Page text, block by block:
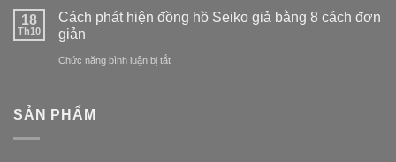
hồ
và
hồ
thế
18
Th10
Cách phát hiện đồng hồ Seiko giả bằng 8 cách đơn
giản
Chức năng bình luận bị tắtở
SẢN PHẨM